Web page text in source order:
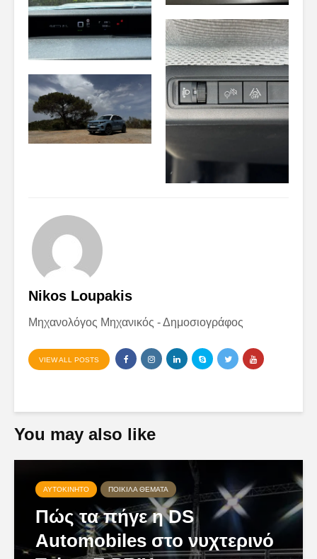
Nikos Loupakis
Μηχανολόγος Μηχανικός - Δημοσιογράφος
VIEW ALL POSTS
You may also like
ΑΥΤΟΚΊΝΗΤΟ ΠΟΙΚΊΛΑ ΘΈΜΑΤΑ
Πώς τα πήγε η DS
Automobiles στο νυχτερινό